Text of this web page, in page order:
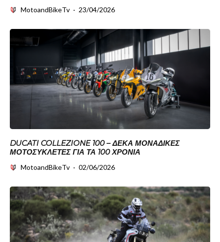
MotoandBikeTv · 23/04/2026
DUCATI COLLEZIONE 100 – ΔΈΚΑ ΜΟΝΑΔΙΚΈΣ
ΜΟΤΟΣΥΚΛΈΤΕΣ ΓΙΑ ΤΑ 100 ΧΡΌΝΙΑ
MotoandBikeTv · 02/06/2026